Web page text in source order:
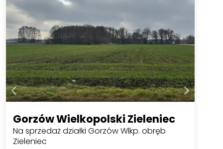
Gorzów Wielkopolski Zieleniec
Na sprzedaż działki Gorzów Wlkp. obręb
Zieleniec